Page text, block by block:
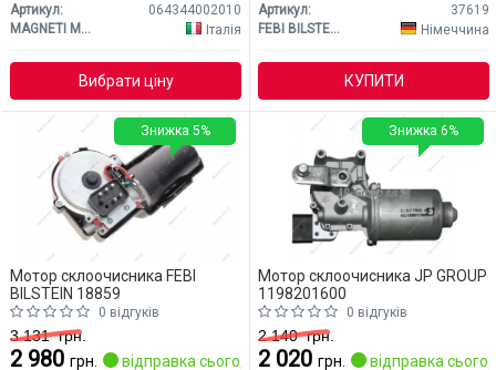
Артикул:
064344002010
MAGNETI MARELLI
Італія
Вибрати ціну
Артикул:
37619
FEBI BILSTEIN
Німеччина
КУПИТИ
Мотор склоочисника FEBI
BILSTEIN 18859
0 відгуків
3 131грн.
2 980 грн. відправка сьогодні
Знижка 5%
Мотор склоочисника JP GROUP
1198201600
0 відгуків
2 140грн.
2 020 грн. відправка
Знижка 6%